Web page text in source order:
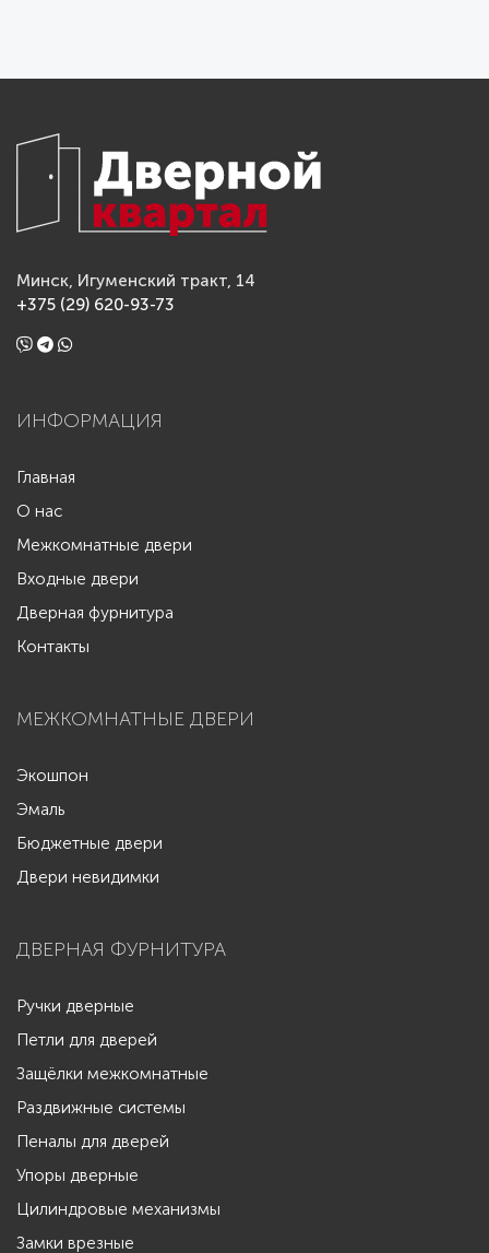
Минск, Игуменский тракт, 14
+375 (29) 620-93-73
ИНФОРМАЦИЯ
Главная
О нас
Межкомнатные двери
Входные двери
Дверная фурнитура
Контакты
МЕЖКОМНАТНЫЕ ДВЕРИ
Экошпон
Эмаль
Бюджетные двери
Двери невидимки
ДВЕРНАЯ ФУРНИТУРА
Ручки дверные
Петли для дверей
Защёлки межкомнатные
Раздвижные системы
Пеналы для дверей
Упоры дверные
Цилиндровые механизмы
Замки врезные